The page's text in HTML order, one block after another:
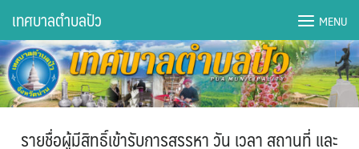
content
DWQA Ask Question
DWQA Questions
เทศบาลตำบลปัว MENU
รายชื่อผู้มีสิทธิ์เข้ารับการสรรหา วัน เวลา สถานที่ และ